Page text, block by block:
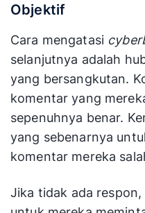
Objektif
Cara mengatasi
selanjutnya adalah
yang bersangkutan.
komentar yang
sepenuhnya benar.
yang sebenarnya
komentar mereka
Jika tidak ada